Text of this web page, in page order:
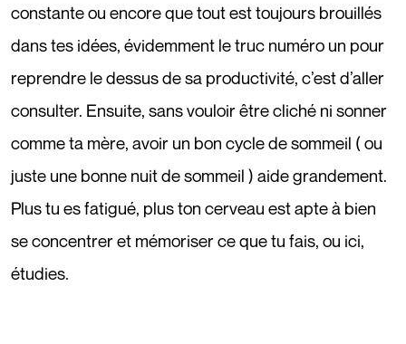
constante ou encore que tout est toujours brouillés
dans tes idées, évidemment le truc numéro un pour
reprendre le dessus de sa productivité, c’est d’aller
consulter. Ensuite, sans vouloir être cliché ni sonner
comme ta mère, avoir un bon cycle de sommeil ( ou
juste une bonne nuit de sommeil ) aide grandement.
Plus tu es fatigué, plus ton cerveau est apte à bien
se concentrer et mémoriser ce que tu fais, ou ici,
étudies.